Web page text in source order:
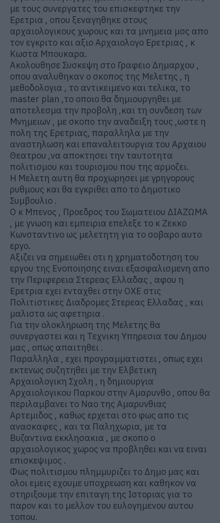
με τους συνεργατες του επισκεφτηκε την
Ερετρια , οπου ξεναγηθηκε στους
αρχαιολογικους χωρους και τα μνημεια μσς απο
τον εγκριτο και αξιο Αρχαιολογο Ερετριας , κ
Κωστα Μπουκαρα.
Ακολουθησε Συσκεψη στο Γραφειο Δημαρχου ,
οπου αναλυθηκαν ο σκοπος της Μελετης , η
μεθοδολογια , το αντικειμενο και τελικα, το
master plan ,το οποιο θα δημιουργηθει με
αποτελεσμα την προβολη ,και τη συνδεση των
Μνημειων , με σκοπο την αναδειξη τους ,ωστε η
πολη της Ερετριας, παραλληλα με την
αναστηλωση και επαναλειτουργια του Αρχαιου
Θεατρου ,να αποκτησει την ταυτοτητα
πολιτισμου και τουρισμου που της αρμοζει.
Η Μελετη αυτη θα προχωρησει με γρηγορους
ρυθμους και θα εγκριθει απο το Δημοτικο
Συμβουλιο .
Ο κ Μπενος , Προεδρος του Σωματειου ΔΙΑΖΩΜΑ
, με γνωση και εμπειρια επελεξε το κ Ζεκκο
Κωνσταντινο ως μελετητη για το σοβαρο αυτο
εργο.
Αξιζει να σημειωθει οτι η χρηματοδοτηση του
εργου της Ενοποιησης ειναι εξασφαλισμενη απο
την Περιφερεια Στερεας Ελλαδας , αφου η
Ερετρια εχει ενταχθει στην ΟΧΕ στις
Πολιτιστικες Διαδρομες Στερεας Ελλαδας , και
μαλιστα ως αφετηρια .
Για την ολοκληρωση της Μελετης θα
συνεργαστει και η Τεχνικη Υπηρεσια του Δημου
μας , οπως απαιτηθει .
Παραλληλα , εχει προγραμματιστει , οπως εχει
εκτενως συζητηθει με την Ελβετικη
Αρχαιολογικη Σχολη , η δημιουργια
Αρχαιολογικου Παρκου στην Αμαρυνθο , οπου θα
περιλαμβανει το Ναο της Αμαρυνθιας
Αρτεμιδος , καθως ερχεται στο φως απο τις
ανασκαφες , και τα Παληχωρια, με τα
Βυζαντινα εκκλησακια , με σκοπο ο
αρχαιολογικος χωρος να προβληθει και να ειναι
επισκεψιμος .
Φως πολιτισμου πλημμυριζει το Δημο μας και
ολοι εμεις εχουμε υποχρεωση και καθηκον να
στηριξουμε την επιταγη της Ιστοριας για το
παρον και το μελλον του ευλογημενου αυτου
τοπου.